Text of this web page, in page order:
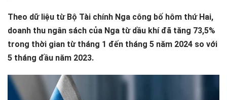
Theo dữ liệu từ Bộ Tài chính Nga công bố hôm thứ Hai,
doanh thu ngân sách của Nga từ dầu khí đã tăng 73,5%
trong thời gian từ tháng 1 đến tháng 5 năm 2024 so với
5 tháng đầu năm 2023.